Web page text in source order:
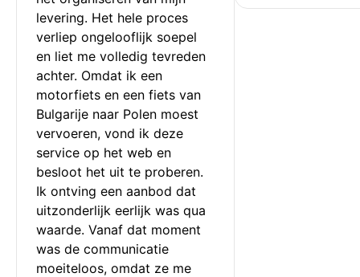
levering. Het hele proces
verliep ongelooflijk soepel
en liet me volledig tevreden
achter. Omdat ik een
motorfiets en een fiets van
Bulgarije naar Polen moest
vervoeren, vond ik deze
service op het web en
besloot het uit te proberen.
Ik ontving een aanbod dat
uitzonderlijk eerlijk was qua
waarde. Vanaf dat moment
was de communicatie
moeiteloos, omdat ze me